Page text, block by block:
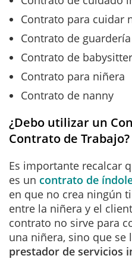
Contrato para cuidar
Contrato de guardería
Contrato de babysitter
Contrato para niñera
Contrato de nanny
¿Debo utilizar un
Contrato de Trabajo?
Es importante recalcar
es un contrato de
en que no crea ningún
entre la niñera y el
contrato no sirve para
una niñera, sino que se
prestador de servicios